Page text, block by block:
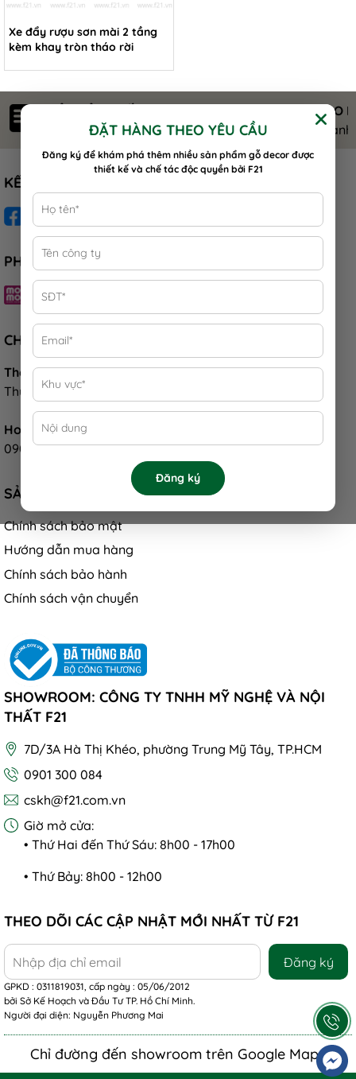
Xe đẩy rượu sơn mài 2 tầng
kèm khay tròn tháo rời
ĐẶT HÀNG THEO YÊU CẦU
Đăng ký để khám phá thêm nhiều sản phẩm gỗ decor được
thiết kế và chế tác độc quyền bởi F21
Đăng ký
Nguyên liệu an toàn sức khỏe
GIAO
KẾT NỐI
PHƯƠNG THỨC THANH TOÁN
CHĂM SÓC KHÁCH HÀNG
Thời gian hỗ trợ:
Thứ 02 - Thứ 07: 08:00 - 17:00
Hotline:
0901 300 084
SẢN PHẨM
Chính sách bảo mật
Hướng dẫn mua hàng
Chính sách bảo hành
Chính sách vận chuyển
SHOWROOM: CÔNG TY TNHH MỸ NGHỆ VÀ NỘI
THẤT F21
7D/3A Hà Thị Khéo, phường Trung Mỹ Tây, TP.HCM
0901 300 084
cskh@f21.com.vn
Giờ mở cửa:
• Thứ Hai đến Thứ Sáu: 8h00 - 17h00
• Thứ Bảy: 8h00 - 12h00
THEO DÕI CÁC CẬP NHẬT MỚI NHẤT TỪ F21
Đăng ký
GPKD : 0311819031, cấp ngày : 05/06/2012
bởi Sở Kế Hoạch và Đầu Tư TP. Hồ Chí Minh.
Người đại diện: Nguyễn Phương Mai
Chỉ đường đến showroom trên Google Maps